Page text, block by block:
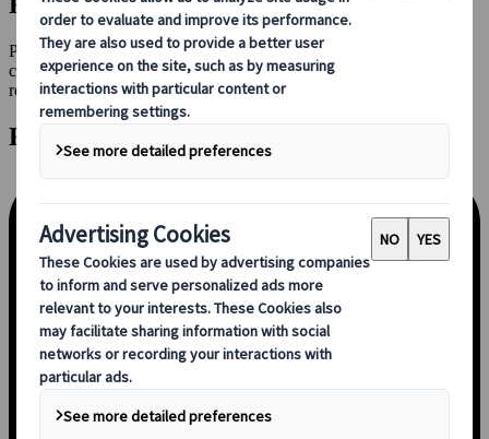
Prenez rendez-vous en ligne pour échanger avec l’un de nos
conseillers ou envoyez-nous un formulaire de demande de
renseignements.
Rendez-vous en ligne